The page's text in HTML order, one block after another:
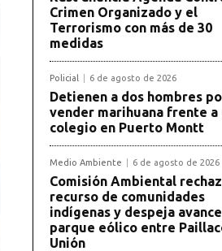
Crimen Organizado y el
Terrorismo con más de 30
medidas
Policial 6 de agosto de 2026
Detienen a dos hombres
vender marihuana frente a
colegio en Puerto Montt
Medio Ambiente 6 de agosto de 2026
Comisión Ambiental
recurso de comunidades
indígenas y despeja
parque eólico entre
Unión